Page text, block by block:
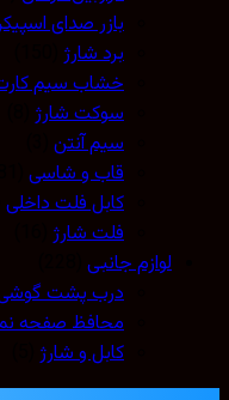
بازر صدای اسپیکر(7)
برد شارژ(150)
خشاب سیم کارت(16)
سوکت شارژ(8)
سیم آنتن(3)
قاب و شاسی(81)
کابل فلت داخلی(22)
فلت شارژ(16)
لوازم جانبی(228)
درب پشت گوشی(221)
محافظ صفحه نمایش
کابل و شارژ(5)